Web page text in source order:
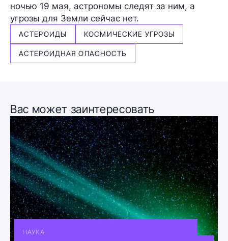
ночью 19 мая, астрономы следят за ним, а
угрозы для Земли сейчас нет.
АСТЕРОИДЫ КОСМИЧЕСКИЕ УГРОЗЫ
АСТЕРОИДНАЯ ОПАСНОСТЬ
Вас может заинтересовать
НАУКА